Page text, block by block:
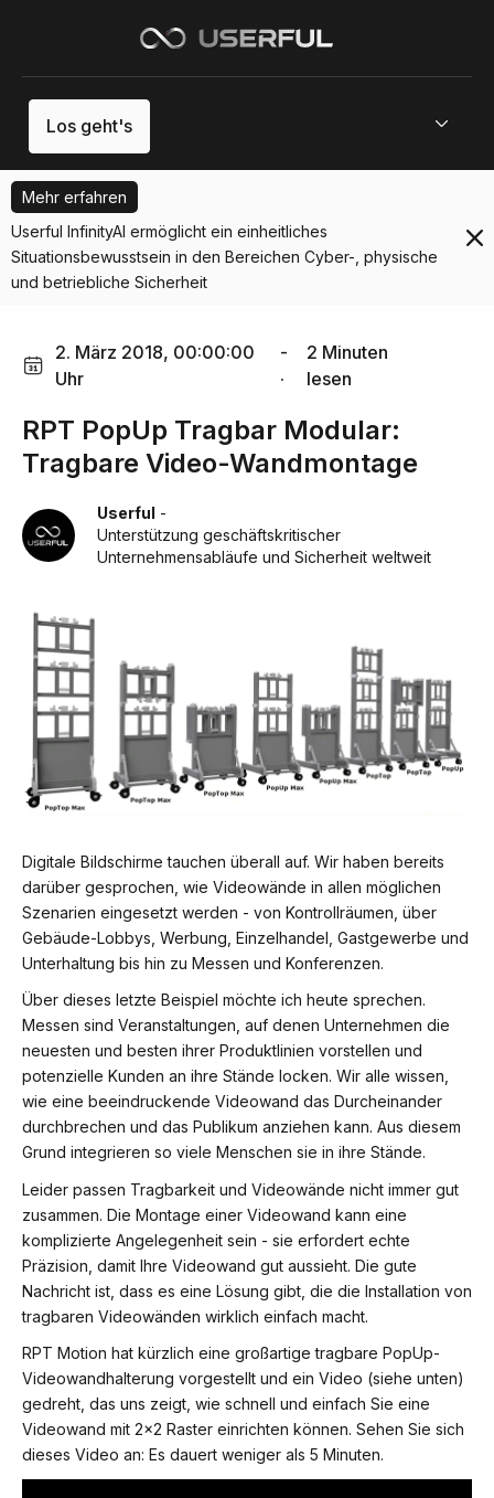
Los geht's
Mehr erfahren
Userful InfinityAI ermöglicht ein einheitliches
Situationsbewusstsein in den Bereichen Cyber-, physische
und betriebliche Sicherheit
2. März 2018, 00:00:00
Uhr
-
·
2 Minuten
lesen
RPT PopUp Tragbar Modular:
Tragbare Video-Wandmontage
Userful -
Unterstützung geschäftskritischer
Unternehmensabläufe und Sicherheit weltweit
Digitale Bildschirme tauchen überall auf. Wir haben bereits
darüber gesprochen, wie Videowände in allen möglichen
Szenarien eingesetzt werden - von Kontrollräumen, über
Gebäude-Lobbys, Werbung, Einzelhandel, Gastgewerbe und
Unterhaltung bis hin zu Messen und Konferenzen.
Über dieses letzte Beispiel möchte ich heute sprechen.
Messen sind Veranstaltungen, auf denen Unternehmen die
neuesten und besten ihrer Produktlinien vorstellen und
potenzielle Kunden an ihre Stände locken. Wir alle wissen,
wie eine beeindruckende Videowand das Durcheinander
durchbrechen und das Publikum anziehen kann. Aus diesem
Grund integrieren so viele Menschen sie in ihre Stände.
Leider passen Tragbarkeit und Videowände nicht immer gut
zusammen. Die Montage einer Videowand kann eine
komplizierte Angelegenheit sein - sie erfordert echte
Präzision, damit Ihre Videowand gut aussieht. Die gute
Nachricht ist, dass es eine Lösung gibt, die die Installation von
tragbaren Videowänden wirklich einfach macht.
RPT Motion hat kürzlich eine großartige tragbare PopUp-
Videowandhalterung vorgestellt und ein Video (siehe unten)
gedreht, das uns zeigt, wie schnell und einfach Sie eine
Videowand mit 2x2 Raster einrichten können. Sehen Sie sich
dieses Video an: Es dauert weniger als 5 Minuten.